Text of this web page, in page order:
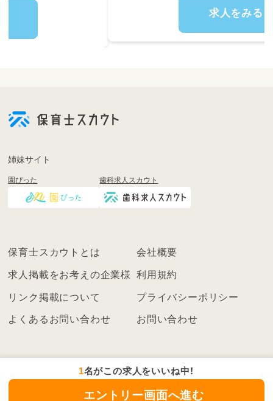
1名がこの求人をいいね中！
エントリー画面へ進む
姉妹サイト
園ぴった 歯科求人スカウト
保育士スカウトとは 会社概要
求人掲載をお考えの企業様 利用規約
リンク掲載について プライバシーポリシー
よくあるお問い合わせ お問い合わせ